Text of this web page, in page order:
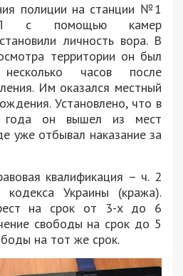
полиции на станции №1
с помощью камер
личность вора. В
территории он был
часов после
Им оказался местный
Установлено, что в
года он вышел из мест
уже отбывал наказание за
квалификация – ч. 2
кодекса Украины (кража).
на срок от 3-х до 6
свободы на срок до 5
на тот же срок.